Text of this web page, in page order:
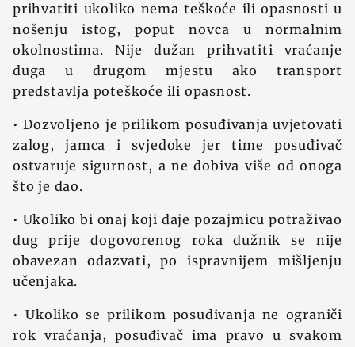
prihvatiti ukoliko nema teškoće ili opasnosti u
nošenju istog, poput novca u normalnim
okolnostima. Nije dužan prihvatiti vraćanje
duga u drugom mjestu ako transport
predstavlja poteškoće ili opasnost.
• Dozvoljeno je prilikom posuđivanja uvjetovati
zalog, jamca i svjedoke jer time posuđivač
ostvaruje sigurnost, a ne dobiva više od onoga
što je dao.
• Ukoliko bi onaj koji daje pozajmicu potraživao
dug prije dogovorenog roka dužnik se nije
obavezan odazvati, po ispravnijem mišljenju
učenjaka.
• Ukoliko se prilikom posuđivanja ne ograniči
rok vraćanja, posuđivač ima pravo u svakom